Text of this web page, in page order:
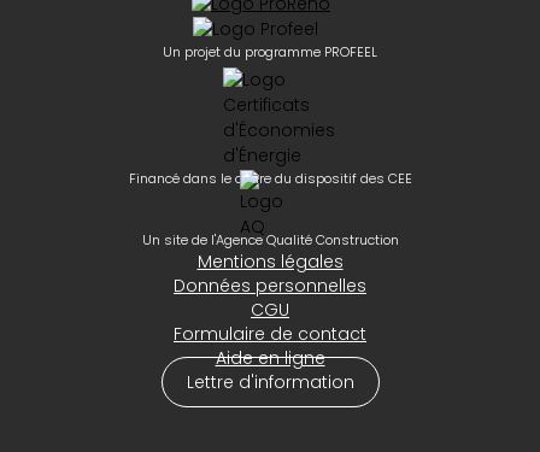
Un projet du programme PROFEEL
Financé dans le cadre du dispositif des CEE
Un site de l'Agence Qualité Construction
Mentions légales
Données personnelles
CGU
Formulaire de contact
Aide en ligne
Lettre d'information